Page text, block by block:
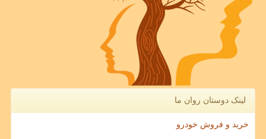
لینک دوستان روان ما
خرید و فروش خودرو